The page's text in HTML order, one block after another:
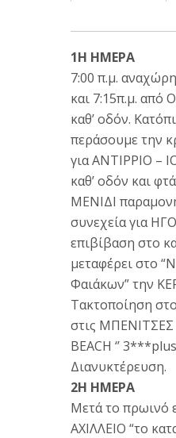
1Η ΗΜΕΡΑ
7:00 π.μ.
και 7:15π.μ.
καθ’ οδόν.
περάσουμε την
για ΑΝΤΙΡΡΙΟ –
καθ’ οδόν και
ΜΕΝΙΔΙ
συνεχεία για
επιβίβαση στο
μεταφέρει στο
Φαιάκων” την
Τακτοποίηση
στις ΜΠΕΝΙΤΣΕΣ
BEACH ‘’
Διανυκτέρευση.
2Η ΗΜΕΡΑ
Μετά το πρωινό
ΑΧΙΛΛΕΙΟ “το